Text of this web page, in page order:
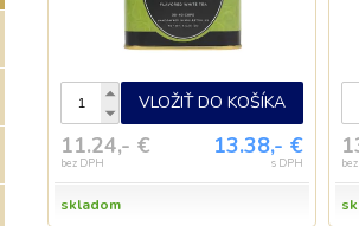
VLOŽIŤ DO KOŠÍKA
11.24,- €
bez DPH
13.38,- €
s DPH
skladom